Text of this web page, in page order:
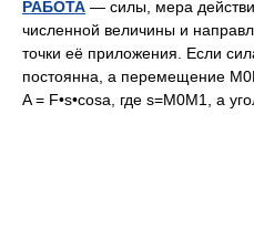
РАБОТА — силы, мера
численной величины и
точки её приложения. Если
постоянна, а перемещение
A = F•s•cosa, где s=M0M1, a